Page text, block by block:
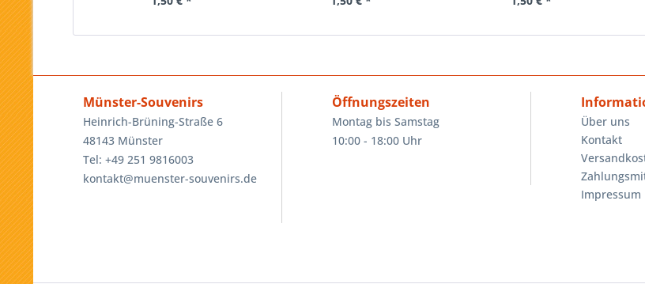
Münster-Souvenirs
Heinrich-Brüning-Straße 6
48143 Münster
Tel: +49 251 9816003
kontakt@muenster-souvenirs.de
Öffnungszeiten
Montag bis Samstag
10:00 - 18:00 Uhr
Über uns
Kontakt
Impressum